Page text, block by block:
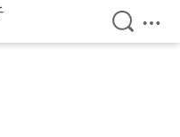
検索を
メ